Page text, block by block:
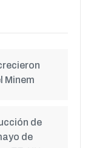
Minem
de
de